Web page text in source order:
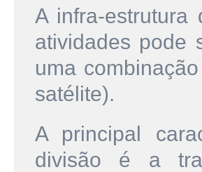
A infra-estrutura
atividades pode
uma
satélite).
A principal
divisão é a